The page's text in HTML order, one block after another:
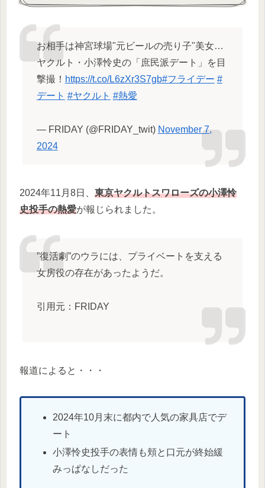
お相手は神宮球場"元ビールの売り子"美女…
ヤクルト・小澤怜史の「庶民派デート」を目
撃撮！ https://t.co/L6zXr3S7gb#フライデー #
デート #ヤクルト #熱愛
— FRIDAY (@FRIDAY_twit) November 7,
2024
2024年11月8日、 東京ヤクルトスワローズの小澤怜
史投手の熱愛が報じられました。
”復活劇”のウラには、プライベートを支える
女房役の存在があったようだ。
引用元：FRIDAY
報道によると・・・
2024年10月末に都内で人気の家具店でデ
ート
小澤怜史投手の表情も頬と口元が終始緩
みっぱなしだった